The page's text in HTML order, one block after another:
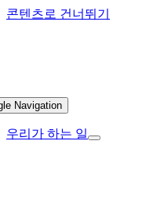
콘텐츠로 건너뛰기
Navigation
우리가 하는 일